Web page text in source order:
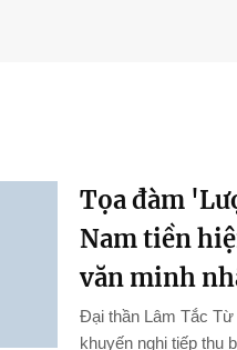
Tọa đàm
Nam tiền
văn minh
Đại thần Lâm Tắc
khuyến nghị tiếp thu